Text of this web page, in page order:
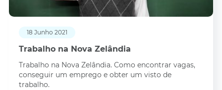
18 Junho 2021
Trabalho na Nova Zelândia
Trabalho na Nova Zelândia. Como encontrar vagas,
conseguir um emprego e obter um visto de
trabalho.